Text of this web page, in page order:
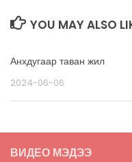
YOU MAY ALSO
Анхдугаар таван жил
2024-06-06
ВИДЕО МЭДЭЭ